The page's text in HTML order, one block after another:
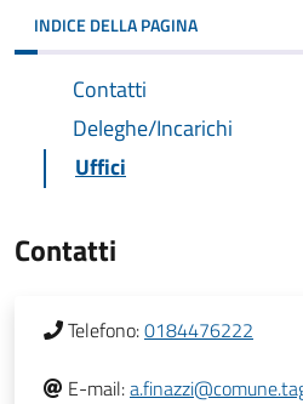
INDICE DELLA PAGINA
Contatti
Deleghe/Incarichi
Uffici
Contatti
Telefono:0184476222
E-mail: